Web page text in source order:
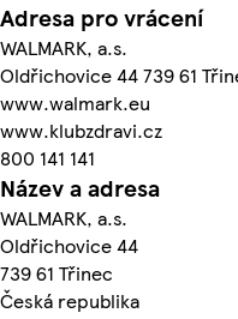
Adresa pro vrácení
WALMARK, a.s.
Oldřichovice 44 739 61
www.walmark.eu
www.klubzdravi.cz
800 141 141
Název a adresa
WALMARK, a.s.
Oldřichovice 44
739 61 Třinec
Česká republika